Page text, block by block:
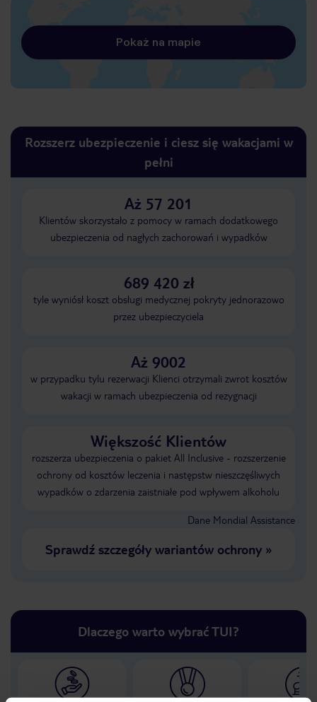
Pokaż na mapie
Rozszerz ubezpieczenie i ciesz się wakacjami w
pełni
Aż 57 201
Klientów skorzystało z pomocy w ramach dodatkowego
ubezpieczenia od nagłych zachorowań i wypadków
689 420 zł
tyle wyniósł koszt obsługi medycznej pokryty jednorazowo
przez ubezpieczyciela
Aż 9002
w przypadku tylu rezerwacji Klienci otrzymali zwrot kosztów
wakacji w ramach ubezpieczenia od rezygnacji
Większość Klientów
rozszerza ubezpieczenia o pakiet All Inclusive - rozszerzenie
ochrony od kosztów leczenia i następstw nieszczęśliwych
wypadków o zdarzenia zaistniałe pod wpływem alkoholu
Dane Mondial Assistance
Sprawdź szczegóły wariantów ochrony»
Dlaczego warto wybrać TUI?